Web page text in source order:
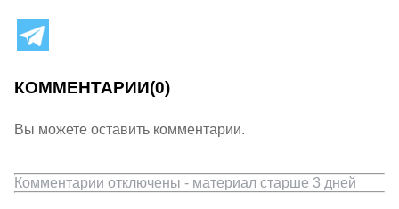
КОММЕНТАРИИ(0)
Вы можете оставить комментарии.
Комментарии отключены - материал старше 3 дней